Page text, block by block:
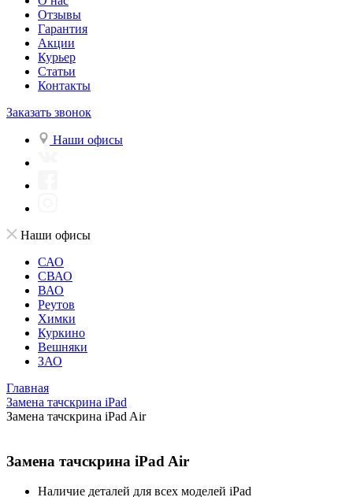
Отзывы
Гарантия
Акции
Курьер
Статьи
Контакты
Заказать звонок
Наши офисы
Наши офисы
САО
СВАО
ВАО
Реутов
Химки
Куркино
Вешняки
ЗАО
Главная
Замена тачскрина iPad
Замена тачскрина iPad Air
Замена тачскрина iPad Air
Наличие деталей для всех моделей iPad